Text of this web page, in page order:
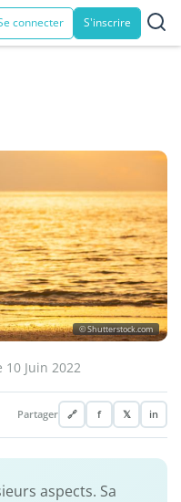
connecter S'inscrire
© Shutterstock.com
10 Juin 2022
Partager 🔗 f 𝕏 in
aspects. Sa